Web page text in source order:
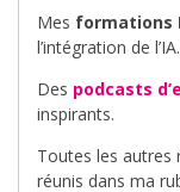
Mes formations
l’intégration de l’IA.
Des podcasts
inspirants.
Toutes les autres
réunis dans ma